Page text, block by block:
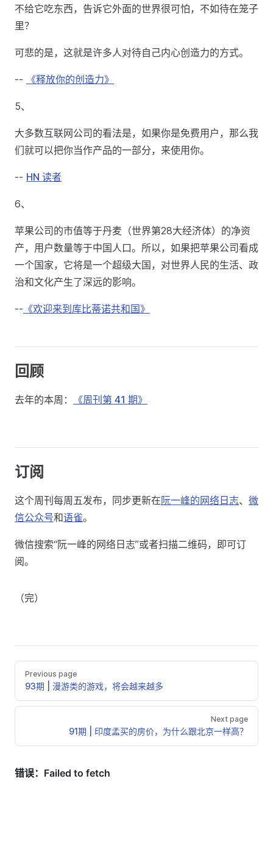
不给它吃东西，告诉它外面的世界很可怕，不如待在笼子
里？
可悲的是，这就是许多人对待自己内心创造力的方式。
-- 《释放你的创造力》
5、
大多数互联网公司的看法是，如果你是免费用户，那么我
们就可以把你当作产品的一部分，来使用你。
-- HN 读者
6、
苹果公司的市值等于丹麦（世界第28大经济体）的净资
产，用户数量等于中国人口。所以，如果把苹果公司看成
一个国家，它将是一个超级大国，对世界人民的生活、政
治和文化产生了深远的影响。
-- 《欢迎来到库比蒂诺共和国》
回顾
去年的本周： 《周刊第 41 期》
订阅
这个周刊每周五发布，同步更新在阮一峰的网络日志、 微
信公众号和语雀。
微信搜索“阮一峰的网络日志”或者扫描二维码，即可订
阅。
（完）
Previous page
93期 | 漫游类的游戏，将会越来越多
Next page
91期 | 印度孟买的房价，为什么跟北京一样高？